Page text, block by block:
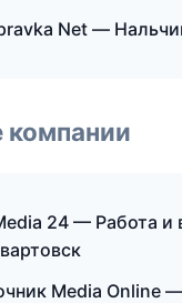
Net —
компании
24 — Работа и
Media Online